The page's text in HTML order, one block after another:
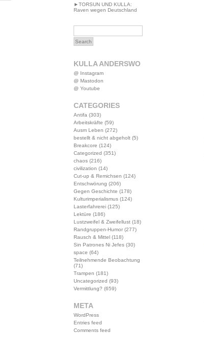
►TORSUN UND KULLA:
Raven wegen Deutschland
KULLA ANDERSWO
@ Instagram
@ Mastodon
@ Youtube
CATEGORIES
Antifa (303)
Arbeitskräfte (59)
Ausm Leben (272)
bestellt & nicht abgeholt(5)
Breakcore (124)
Categorized (351)
chaos(216)
civilization (14)
Cut-up & Remichsen (124)
Entschwörung (206)
Gegen Geschichte (178)
Kulturimperialismus(124)
Lasterfahrerei(125)
Lektüre (186)
Lustzweifel & Zweifellust(18)
Randgruppen-Humor(277)
Rausch & Mittel(118)
Sin Patrones Ni Jefes(30)
space (64)
Teilnehmende Beobachtung
(71)
Trampen (181)
Uncategorized (93)
Vermittlung? (659)
META
WordPress
Entries feed
Comments feed